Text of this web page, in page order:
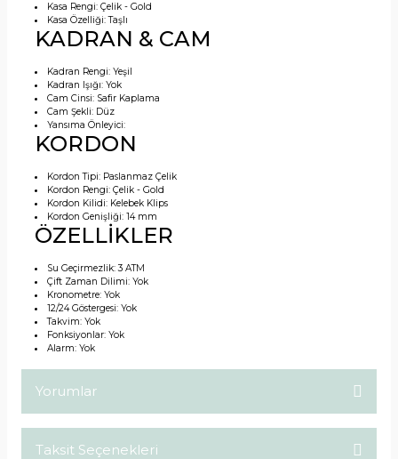
Kasa Rengi:Çelik - Gold
Kasa Özelliği:Taşlı
KADRAN & CAM
Kadran Rengi:Yeşil
Kadran Işığı:Yok
Cam Cinsi: Safir Kaplama
Cam Şekli: Düz
Yansıma Önleyici:
KORDON
Kordon Tipi: Paslanmaz Çelik
Kordon Rengi:Çelik - Gold
Kordon Kilidi: Kelebek Klips
Kordon Genişliği:14 mm
ÖZELLİKLER
Su Geçirmezlik:3 ATM
Çift Zaman Dilimi:Yok
Kronometre:Yok
12/24 Göstergesi:Yok
Takvim:Yok
Fonksiyonlar:Yok
Alarm:Yok
Yorumlar
Taksit Seçenekleri